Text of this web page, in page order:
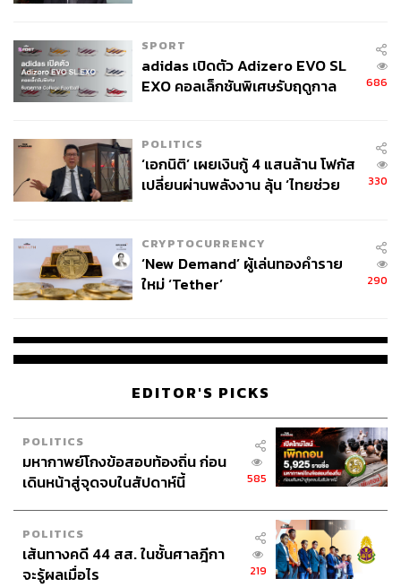
SPORT
adidas เปิดตัว Adizero EVO SL
EXO คอลเล็กชันพิเศษรับฤดูกาล
686
POLITICS
‘เอกนิติ’ เผยเงินกู้ 4 แสนล้าน โฟกัส
เปลี่ยนผ่านพลังงาน ลุ้น ‘ไทยช่วย
330
CRYPTOCURRENCY
‘New Demand’ ผู้เล่นทองคำราย
ใหม่ ‘Tether’
290
EDITOR'S PICKS
POLITICS
มหากาพย์โกงข้อสอบท้องถิ่น ก่อน
เดินหน้าสู่จุดจบในสัปดาห์นี้
585
POLITICS
เส้นทางคดี 44 สส. ในชั้นศาลฎีกา
จะรู้ผลเมื่อไร
219